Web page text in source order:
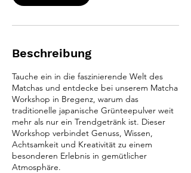
Beschreibung
Tauche ein in die faszinierende Welt des
Matchas und entdecke bei unserem Matcha
Workshop in Bregenz, warum das
traditionelle japanische Grünteepulver weit
mehr als nur ein Trendgetränk ist. Dieser
Workshop verbindet Genuss, Wissen,
Achtsamkeit und Kreativität zu einem
besonderen Erlebnis in gemütlicher
Atmosphäre.